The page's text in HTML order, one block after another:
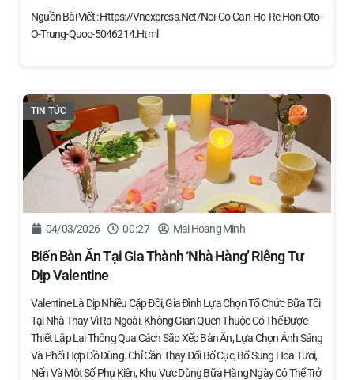
Nguồn Bài Viết : Https://vnexpress.net/noi-Co-Can-Ho-Re-Hon-Oto-
O-Trung-Quoc-5046214.html
TIN TỨC
04/03/2026 00:27 Mai Hoang Minh
Biến Bàn Ăn Tại Gia Thành ‘nhà Hàng’ Riêng Tư
Dịp Valentine
Valentine Là Dịp Nhiều Cặp Đôi, Gia Đình Lựa Chọn Tổ Chức Bữa Tối
Tại Nhà Thay Vì Ra Ngoài. Không Gian Quen Thuộc Có Thể Được
Thiết Lập Lại Thông Qua Cách Sắp Xếp Bàn Ăn, Lựa Chọn Ánh Sáng
Và Phối Hợp Đồ Dùng. Chỉ Cần Thay Đổi Bố Cục, Bổ Sung Hoa Tươi,
Nến Và Một Số Phụ Kiện, Khu Vực Dùng Bữa Hằng Ngày Có Thể Trở